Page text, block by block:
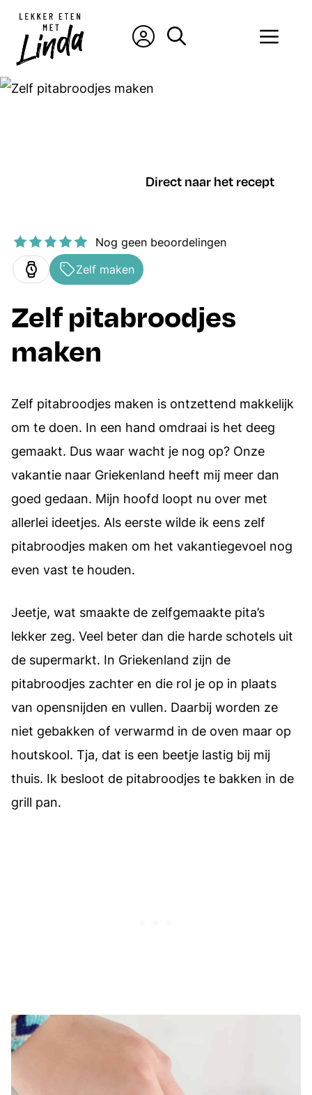
naar
inhoud
Direct naar het recept
Nog geen beoordelingen
Zelf maken
Zelf pitabroodjes
maken
Zelf pitabroodjes maken is ontzettend makkelijk
om te doen. In een hand omdraai is het deeg
gemaakt. Dus waar wacht je nog op? Onze
vakantie naar Griekenland heeft mij meer dan
goed gedaan. Mijn hoofd loopt nu over met
allerlei ideetjes. Als eerste wilde ik eens zelf
pitabroodjes maken om het vakantiegevoel nog
even vast te houden.
Jeetje, wat smaakte de zelfgemaakte pita’s
lekker zeg. Veel beter dan die harde schotels uit
de supermarkt. In Griekenland zijn de
pitabroodjes zachter en die rol je op in plaats
van opensnijden en vullen. Daarbij worden ze
niet gebakken of verwarmd in de oven maar op
houtskool. Tja, dat is een beetje lastig bij mij
thuis. Ik besloot de pitabroodjes te bakken in de
grill pan.